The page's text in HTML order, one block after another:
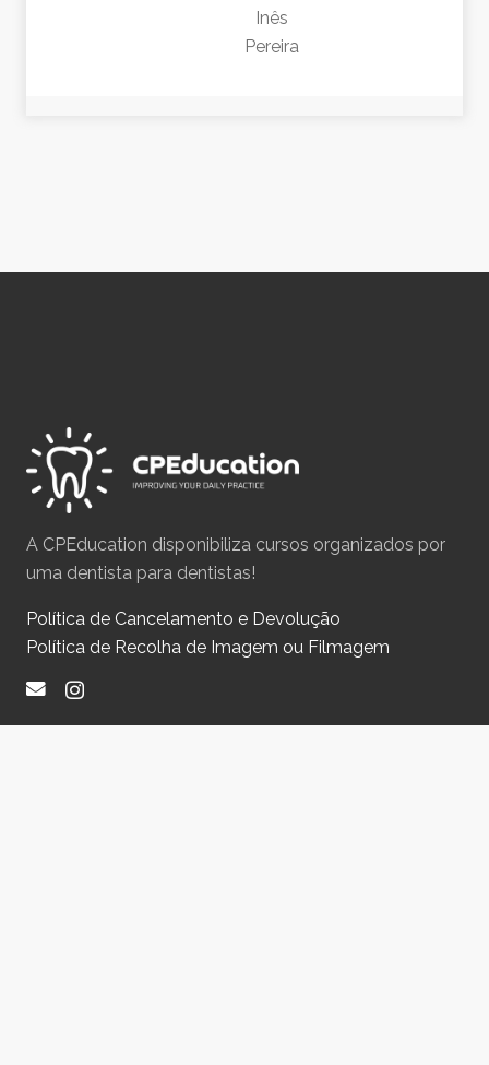
Inês
Pereira
A CPEducation disponibiliza cursos organizados por
uma dentista para dentistas!
Política de Cancelamento e Devolução
Política de Recolha de Imagem ou Filmagem